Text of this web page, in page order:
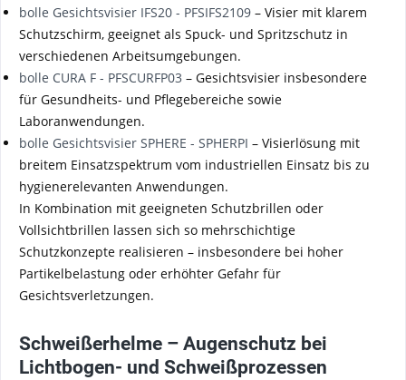
bolle Gesichtsvisier IFS20 - PFSIFS2109 – Visier mit klarem
Schutzschirm, geeignet als Spuck- und Spritzschutz in
verschiedenen Arbeitsumgebungen.
bolle CURA F - PFSCURFP03 – Gesichtsvisier insbesondere
für Gesundheits- und Pflegebereiche sowie
Laboranwendungen.
bolle Gesichtsvisier SPHERE - SPHERPI – Visierlösung mit
breitem Einsatzspektrum vom industriellen Einsatz bis zu
hygienerelevanten Anwendungen.
In Kombination mit geeigneten Schutzbrillen oder
Vollsichtbrillen lassen sich so mehrschichtige
Schutzkonzepte realisieren – insbesondere bei hoher
Partikelbelastung oder erhöhter Gefahr für
Gesichtsverletzungen.
Schweißerhelme – Augenschutz bei
Lichtbogen- und Schweißprozessen